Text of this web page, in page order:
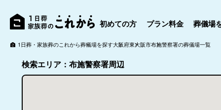
初めての方 プラン料金 葬儀場
1日葬・家族葬のこれから葬儀場を探す大阪府東大阪市布施警察署の葬儀場一覧
検索エリア：布施警察署周辺